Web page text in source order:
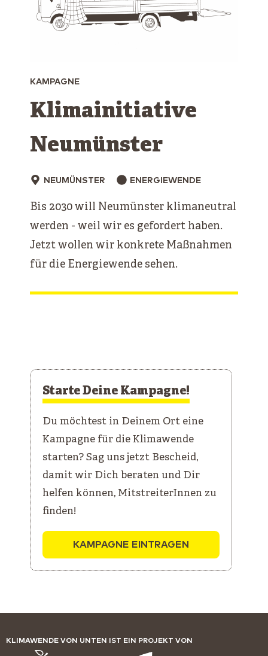
KAMPAGNE
Klimainitiative
Neumünster
NEUMÜNSTER ENERGIEWENDE
Bis 2030 will Neumünster klimaneutral
werden - weil wir es gefordert haben.
Jetzt wollen wir konkrete Maßnahmen
für die Energiewende sehen.
Starte Deine Kampagne!
Du möchtest in Deinem Ort eine
Kampagne für die Klimawende
starten? Sag uns jetzt Bescheid,
damit wir Dich beraten und Dir
helfen können, MitstreiterInnen zu
finden!
KAMPAGNE EINTRAGEN
KLIMAWENDE VON UNTEN IST EIN PROJEKT VON